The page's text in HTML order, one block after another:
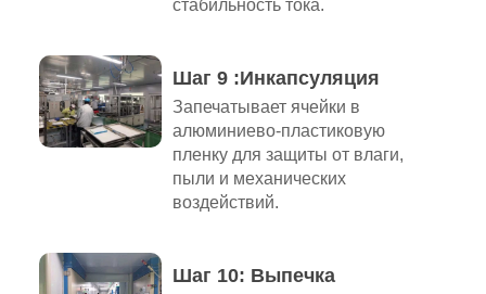
стабильность тока.
Шаг 9 :Инкапсуляция
Запечатывает ячейки в
алюминиево-пластиковую
пленку для защиты от влаги,
пыли и механических
воздействий.
Шаг 10: Выпечка